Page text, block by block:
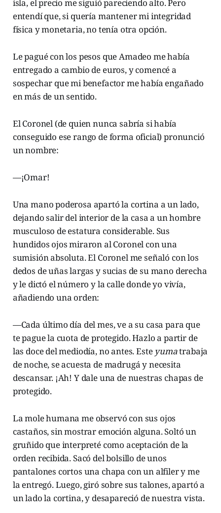
isla, el precio me siguió pareciendo alto. Pero
entendí que, si quería mantener mi integridad
física y monetaria, no tenía otra opción.
Le pagué con los pesos que Amadeo me había
entregado a cambio de euros, y comencé a
sospechar que mi benefactor me había engañado
en más de un sentido.
El Coronel (de quien nunca sabría si había
conseguido ese rango de forma oficial) pronunció
un nombre:
—¡Omar!
Una mano poderosa apartó la cortina a un lado,
dejando salir del interior de la casa a un hombre
musculoso de estatura considerable. Sus
hundidos ojos miraron al Coronel con una
sumisión absoluta. El Coronel me señaló con los
dedos de uñas largas y sucias de su mano derecha
y le dictó el número y la calle donde yo vivía,
añadiendo una orden:
—Cada último día del mes, ve a su casa para que
te pague la cuota de protegido. Hazlo a partir de
las doce del mediodía, no antes. Este yumatrabaja
de noche, se acuesta de madrugá y necesita
descansar. ¡Ah! Y dale una de nuestras chapas de
protegido.
La mole humana me observó con sus ojos
castaños, sin mostrar emoción alguna. Soltó un
gruñido que interpreté como aceptación de la
orden recibida. Sacó del bolsillo de unos
pantalones cortos una chapa con un alfiler y me
la entregó. Luego, giró sobre sus talones, apartó a
un lado la cortina, y desapareció de nuestra vista.